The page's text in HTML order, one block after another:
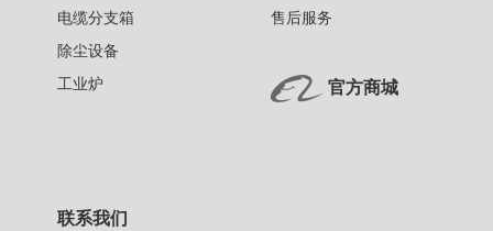
电缆分支箱
除尘设备
工业炉
售后服务
官方商城
联系我们